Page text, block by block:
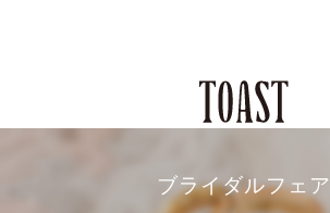
ブライダルフェア